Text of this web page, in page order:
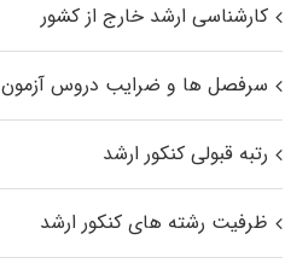
کارشناسی ارشد خارج از کشور
سرفصل ها و ضرایب دروس آزمون
رتبه قبولی کنکور ارشد
ظرفیت رشته های کنکور ارشد